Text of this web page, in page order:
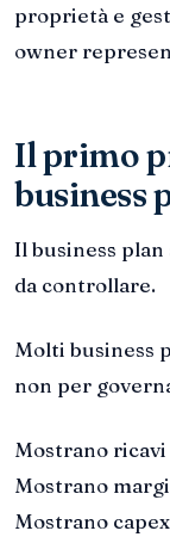
proprietà e
owner
Il primo
business
Il business
da controllare.
Molti business
non per
Mostrano
Mostrano
Mostrano